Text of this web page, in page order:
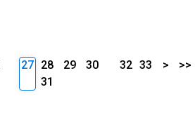
27 28 29
30
31
32 33 > >>